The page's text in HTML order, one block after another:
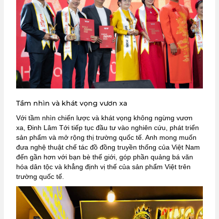
Tầm nhìn và khát vọng vươn xa
Với tầm nhìn chiến lược và khát vọng không ngừng vươn
xa, Đinh Lâm Tới tiếp tục đầu tư vào nghiên cứu, phát triển
sản phẩm và mở rộng thị trường quốc tế. Anh mong muốn
đưa nghệ thuật chế tác đồ đồng truyền thống của Việt Nam
đến gần hơn với bạn bè thế giới, góp phần quảng bá văn
hóa dân tộc và khẳng định vị thế của sản phẩm Việt trên
trường quốc tế.